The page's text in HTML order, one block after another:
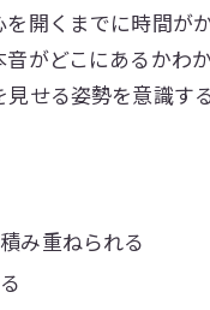
開くまでに時間が
がどこにあるかわ
せる姿勢を意識す
み重ねられる